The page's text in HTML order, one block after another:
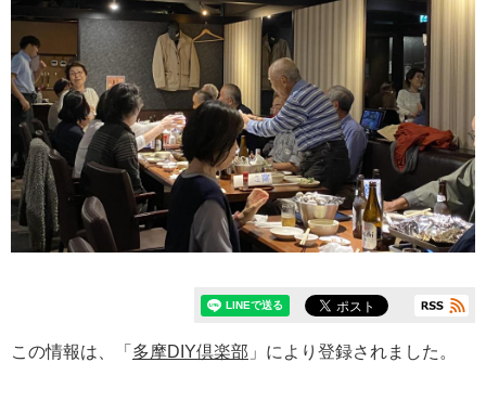
この情報は、「 多摩DIY倶楽部 」により登録されました。